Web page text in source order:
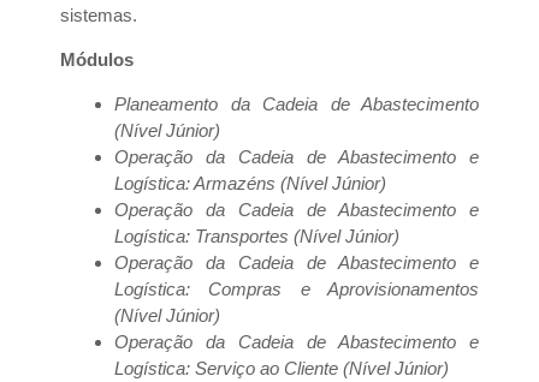
sistemas.
Módulos
Planeamento da Cadeia de Abastecimento
(Nível Júnior)
Operação da Cadeia de Abastecimento e
Logística: Armazéns (Nível Júnior)
Operação da Cadeia de Abastecimento e
Logística: Transportes (Nível Júnior)
Operação da Cadeia de Abastecimento e
Logística: Compras e Aprovisionamentos
(Nível Júnior)
Operação da Cadeia de Abastecimento e
Logística: Serviço ao Cliente (Nível Júnior)